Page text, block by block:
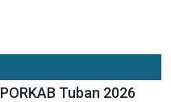
PORKAB Tuban 2026